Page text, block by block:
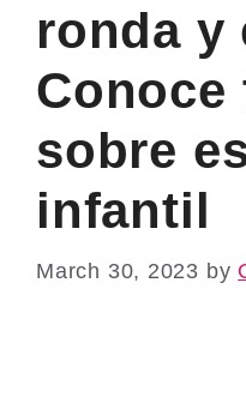
ronda y
Conoce
sobre
infantil
March 30, 2023 by